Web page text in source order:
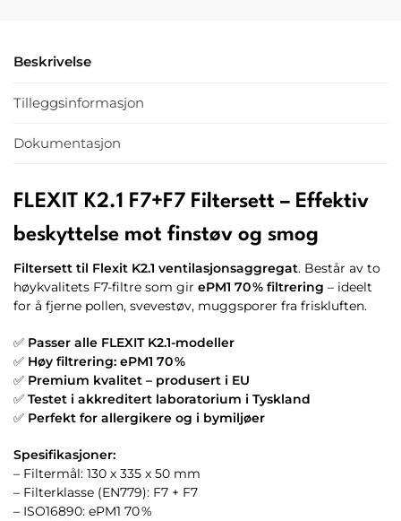
Beskrivelse
Tilleggsinformasjon
Dokumentasjon
FLEXIT K2.1 F7+F7 Filtersett – Effektiv
beskyttelse mot finstøv og smog
Filtersett til Flexit K2.1 ventilasjonsaggregat. Består av to
høykvalitets F7-filtre som gir ePM1 70 % filtrering – ideelt
for å fjerne pollen, svevestøv, muggsporer fra friskluften.
✅ Passer alle FLEXIT K2.1-modeller
✅ Høy filtrering: ePM1 70 %
✅ Premium kvalitet – produsert i EU
✅ Testet i akkreditert laboratorium i Tyskland
✅ Perfekt for allergikere og i bymiljøer
Spesifikasjoner:
– Filtermål: 130 x 335 x 50 mm
– Filterklasse (EN779): F7 + F7
– ISO16890: ePM1 70 %